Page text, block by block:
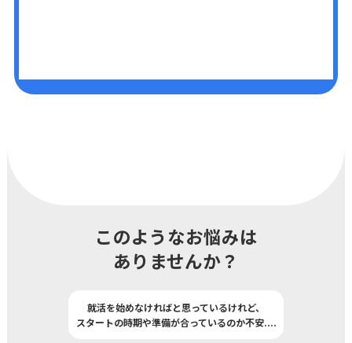
このようなお悩みは
ありませんか？
就活を始めなければと思っているけれど、
スタートの時期や準備が合っているのか不安....